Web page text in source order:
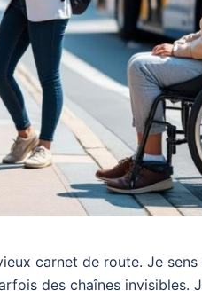
carnet de route. Je sens
des chaînes invisibles.